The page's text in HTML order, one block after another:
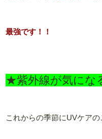
最強です！！
★紫外線が気にな
これからの季節にUVケア